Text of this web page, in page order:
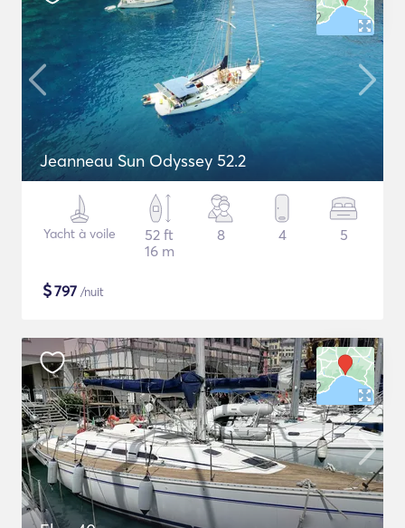
Jeanneau Sun Odyssey 52.2
Yacht à voile
52 ft
16 m
8 4 5
$797 /nuit